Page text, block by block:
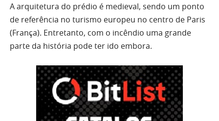
A arquitetura do prédio é medieval, sendo um ponto
de referência no turismo europeu no centro de Paris
(França). Entretanto, com o incêndio uma grande
parte da história pode ter ido embora.